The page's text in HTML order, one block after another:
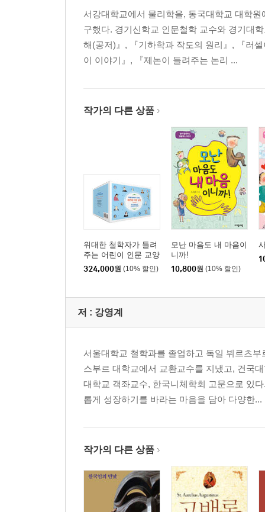
서강대학교에서 물리학을, 동국대학교 대학
구했다. 경기신학교 인문철학 교수와 경기대
해(공저)』, 『기하학과 작도의 원리』, 『러
이 이야기』, 『제논이 들려주는 논리 ...
작가의 다른 상품
위대한 철학자가 들려
주는 어린이 인문 교양
세트
324,000원 (10% 할인)
모난 마음도 내 마음이
니까!
10,800원 (10% 할인)
저 : 강영계
서울대학교 철학과를 졸업하고 독일 뷔르츠
스부르 대학교에서 교환교수를 지냈고, 건국
대학교 객좌교수, 한국니체학회 고문으로 있
롭게 성장하기를 바라는 마음을 담아 다양한...
작가의 다른 상품